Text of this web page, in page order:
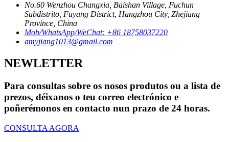
No.60 Wenzhou Changxia, Baishan Village, Fuchun
Subdistrito, Fuyang District, Hangzhou City, Zhejiang
Province, China
Mob/WhatsApp/WeChat: +86 18758037220
amyjiang1013@gmail.com
NEWLETTER
Para consultas sobre os nosos produtos ou a lista de
prezos, déixanos o teu correo electrónico e
poñerémonos en contacto nun prazo de 24 horas.
CONSULTA AGORA